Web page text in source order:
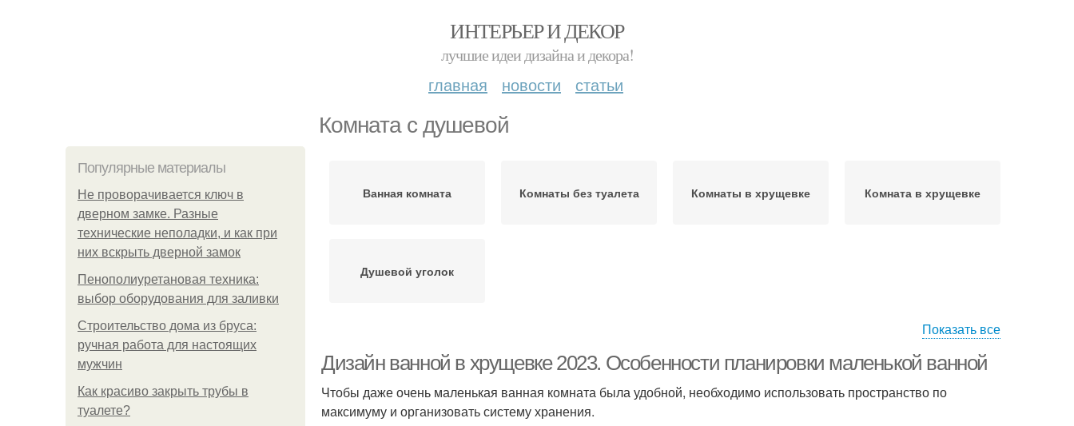
ИНТЕРЬЕР И ДЕКОР
лучшие идеи дизайна и декора!
главная новости статьи
Комната с душевой
Популярные материалы
Не проворачивается ключ в
дверном замке. Разные
технические неполадки, и как при
них вскрыть дверной замок
Пенополиуретановая техника:
выбор оборудования для заливки
Строительство дома из бруса:
ручная работа для настоящих
мужчин
Как красиво закрыть трубы в
туалете?
Ванная комната Комнаты без туалета Комнаты в хрущевке Комната в хрущевке
Душевой уголок
Показать все
Дизайн ванной в хрущевке 2023. Особенности планировки маленькой ванной
Чтобы даже очень маленькая ванная комната была удобной, необходимо использовать пространство по
максимуму и организовать систему хранения.